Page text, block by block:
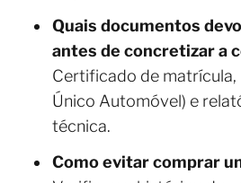
Quais documentos
antes de concretizar a
Certificado de matrícula,
Único Automóvel) e
técnica.
Como evitar comprar